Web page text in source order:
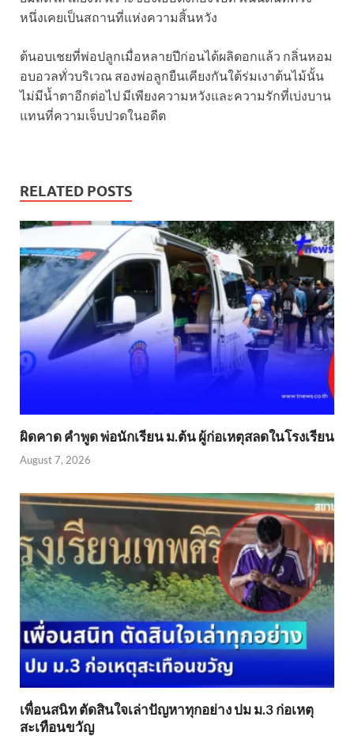
หนึ่งเคยเป็นสถานที่แห่งความสิ้นหวัง
ต้นอบเชยที่พ่อปลูกเมื่อหลายปีก่อนได้ผลิดอกแล้ว กลิ่นหอม
อบอวลทั่วบริเวณ สองพ่อลูกยืนเคียงกันใต้ร่มเงาต้นไม้นั้น
ไม่มีน้ำตาอีกต่อไป มีเพียงความหวังและความรักที่เบ่งบาน
แทนที่ความเจ็บปวดในอดีต
RELATED POSTS
ผิดคาด คำพูด พ่อนักเรียน ม.ต้น ผู้ก่อเหตุสลดในโรงเรียน
August 7, 2026
เพื่อนสนิท ตัดสินใจเล่าปัญหาทุกอย่าง ปม ม.3 ก่อเหตุ
สะเทือนขวัญ